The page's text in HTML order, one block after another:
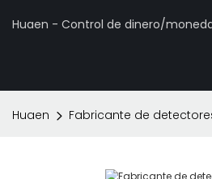
Huaen - Control de dinero/
Huaen Fabricante de